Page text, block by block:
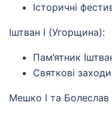
Історичні
Іштван I (Угорщина):
Пам’ятник
Святкові
Мешко I та